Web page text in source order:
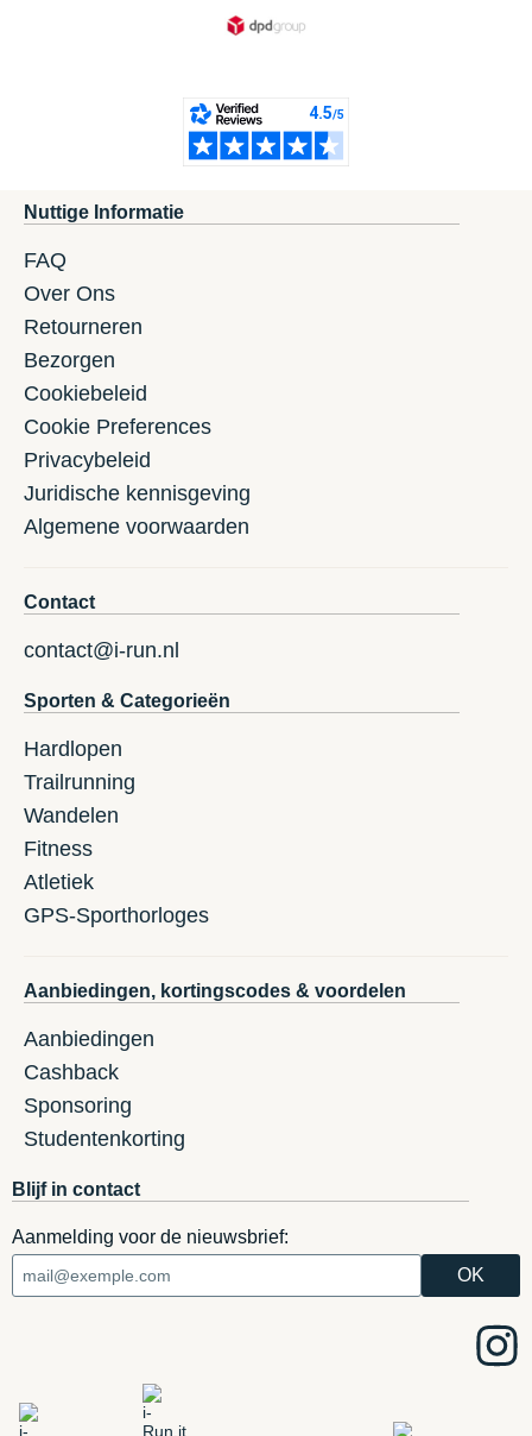
Nuttige Informatie
FAQ
Over Ons
Retourneren
Bezorgen
Cookiebeleid
Cookie Preferences
Privacybeleid
Juridische kennisgeving
Algemene voorwaarden
Contact
contact@i-run.nl
Sporten & Categorieën
Hardlopen
Trailrunning
Wandelen
Fitness
Atletiek
GPS-Sporthorloges
Aanbiedingen, kortingscodes & voordelen
Aanbiedingen
Cashback
Sponsoring
Studentenkorting
Blijf in contact
Aanmelding voor de nieuwsbrief: